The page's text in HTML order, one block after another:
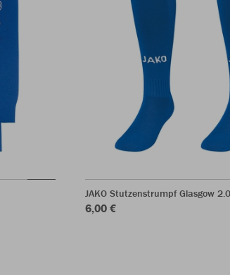
JAKO Stutzenstrumpf Glasgow 2.0
6,00 €